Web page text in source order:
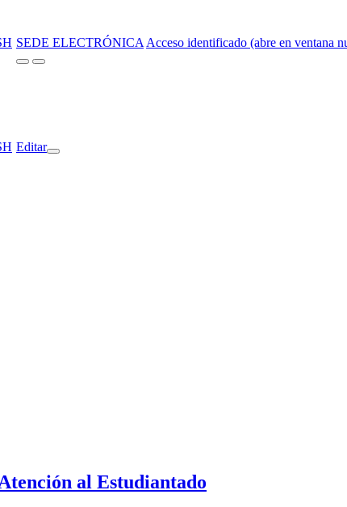
SEDE ELECTRÓNICA Acceso identificado (abre en ventana
Editar
al Estudiantado